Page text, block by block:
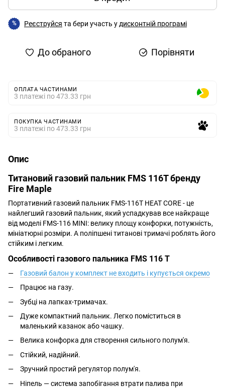
% Реєструйся та бери участь у дисконтній програмі
До обраного Порівняти
ОПЛАТА ЧАСТИНАМИ
3 платежі по 473.33 грн
ПОКУПКА ЧАСТИНАМИ
3 платежі по 473.33 грн
Опис
Титановий газовий пальник FMS 116T бренду
Fire Maple
Портативний газовий пальник FMS-116T HEAT CORE - це
найлегший газовий пальник, який успадкував все найкраще
від моделі FMS-116 MINI: велику площу конфорки, потужність,
мініатюрні розміри. А поліпшені титанові тримачі роблять його
стійким і легким.
Особливості газового пальника FMS 116 T
Газовий балон у комплект не входить і купується окремо
Працює на газу.
Зубці на лапках-тримачах.
Дуже компактний пальник. Легко поміститься в
маленький казанок або чашку.
Велика конфорка для створення сильного полум'я.
Стійкий, надійний.
Зручний простий регулятор полум'я.
Ніпель — система запобігання втрати палива при